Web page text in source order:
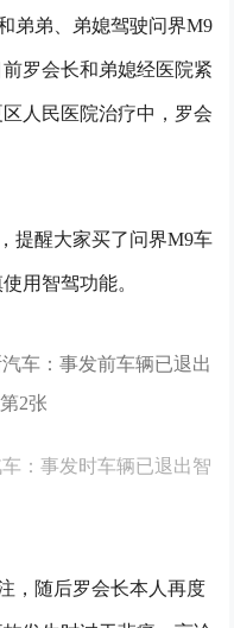
弟弟、弟媳驾驶问界M9
罗会长和弟媳经医院紧
人民医院治疗中，罗会
提醒大家买了问界M9车
用智驾功能。
：事发时车辆已退出智
，随后罗会长本人再度